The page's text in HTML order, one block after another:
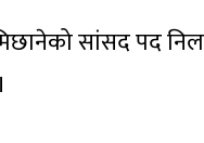
सांसद पद